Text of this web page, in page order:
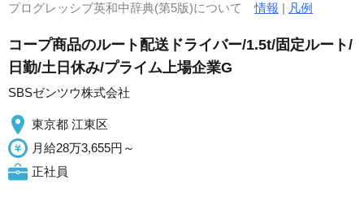
プログレッシブ英和中辞典(第5版)について情報 | 凡例
コープ商品のルート配送ドライバー/1.5t/固定ルート/
日勤/土日休み/プライム上場企業G
SBSゼンツウ株式会社
東京都 江東区
月給28万3,655円～
正社員